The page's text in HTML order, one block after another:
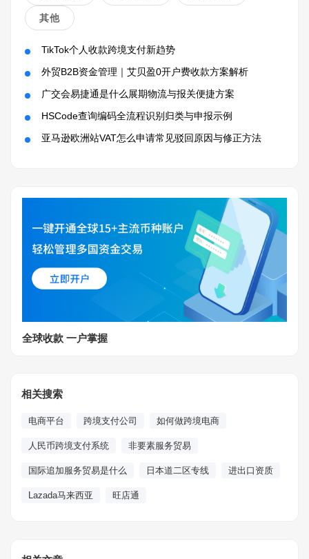
其他
TikTok个人收款跨境支付新趋势
外贸B2B资金管理｜艾贝盈0开户费收款方案解析
广交会易捷通是什么展期物流与报关便捷方案
HSCode查询编码全流程识别归类与申报示例
亚马逊欧洲站VAT怎么申请常见驳回原因与修正方法
全球收款 一户掌握
相关搜索
电商平台 跨境支付公司 如何做跨境电商
人民币跨境支付系统 非要素服务贸易
国际追加服务贸易是什么 日本道二区专线 进出口资质
Lazada马来西亚 旺店通